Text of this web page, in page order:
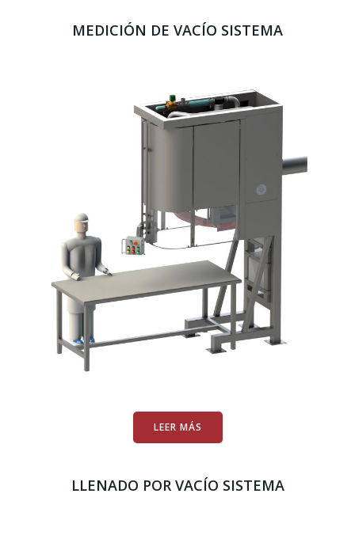
MEDICIÓN DE VACÍO SISTEMA
LEER MÁS
LLENADO POR VACÍO SISTEMA